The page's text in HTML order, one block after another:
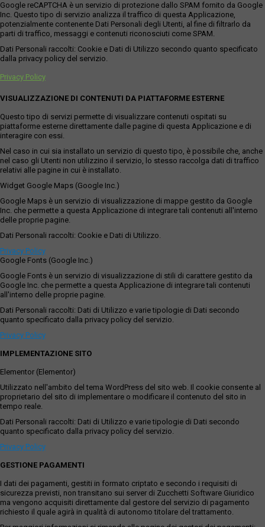
Google reCAPTCHA è un servizio di protezione dallo SPAM fornito da Google
Inc. Questo tipo di servizio analizza il traffico di questa Applicazione,
potenzialmente contenente Dati Personali degli Utenti, al fine di filtrarlo da
parti di traffico, messaggi e contenuti riconosciuti come SPAM.
Dati Personali raccolti: Cookie e Dati di Utilizzo secondo quanto specificato
dalla privacy policy del servizio.
Privacy Policy
VISUALIZZAZIONE DI CONTENUTI DA PIATTAFORME ESTERNE
Questo tipo di servizi permette di visualizzare contenuti ospitati su
piattaforme esterne direttamente dalle pagine di questa Applicazione e di
interagire con essi.
Nel caso in cui sia installato un servizio di questo tipo, è possibile che, anche
nel caso gli Utenti non utilizzino il servizio, lo stesso raccolga dati di traffico
relativi alle pagine in cui è installato.
Widget Google Maps (Google Inc.)
Google Maps è un servizio di visualizzazione di mappe gestito da Google
Inc. che permette a questa Applicazione di integrare tali contenuti all'interno
delle proprie pagine.
Dati Personali raccolti: Cookie e Dati di Utilizzo.
Privacy Policy
Google Fonts (Google Inc.)
Google Fonts è un servizio di visualizzazione di stili di carattere gestito da
Google Inc. che permette a questa Applicazione di integrare tali contenuti
all'interno delle proprie pagine.
Dati Personali raccolti: Dati di Utilizzo e varie tipologie di Dati secondo
quanto specificato dalla privacy policy del servizio.
Privacy Policy
IMPLEMENTAZIONE SITO
Elementor (Elementor)
Utilizzato nell'ambito del tema WordPress del sito web. Il cookie consente al
proprietario del sito di implementare o modificare il contenuto del sito in
tempo reale.
Dati Personali raccolti: Dati di Utilizzo e varie tipologie di Dati secondo
quanto specificato dalla privacy policy del servizio.
Privacy Policy
GESTIONE PAGAMENTI
I dati dei pagamenti, gestiti in formato criptato e secondo i requisiti di
sicurezza previsti, non transitano sui server di Zucchetti Software Giuridico
ma vengono acquisiti direttamente dal gestore del servizio di pagamento
richiesto il quale agirà in qualità di autonomo titolare del trattamento.